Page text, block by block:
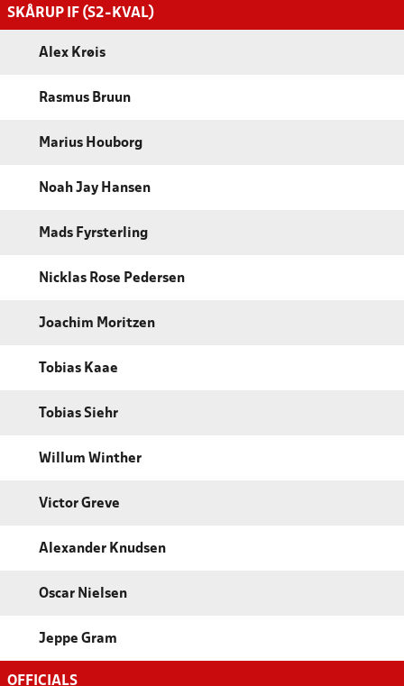
SKÅRUP IF (S2-KVAL)
Alex Krøis
Rasmus Bruun
Marius Houborg
Noah Jay Hansen
Mads Fyrsterling
Nicklas Rose Pedersen
Joachim Moritzen
Tobias Kaae
Tobias Siehr
Willum Winther
Victor Greve
Alexander Knudsen
Oscar Nielsen
Jeppe Gram
OFFICIALS